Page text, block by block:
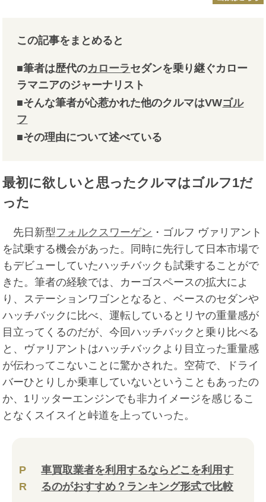
この記事をまとめると
■筆者は歴代のカローラセダンを乗り継ぐカロー
ラマニアのジャーナリスト
■そんな筆者が心惹かれた他のクルマはVWゴル
フ
■その理由について述べている
最初に欲しいと思ったクルマはゴルフ1だ
った
先日新型 フォルクスワーゲン ・ゴルフ ヴァリアント
を試乗する機会があった。同時に先行して日本市場で
もデビューしていたハッチバックも試乗することがで
きた。筆者の経験では、カーゴスペースの拡大によ
り、ステーションワゴンとなると、ベースのセダンや
ハッチバックに比べ、運転しているとリヤの重量感が
目立ってくるのだが、今回ハッチバックと乗り比べる
と、ヴァリアントはハッチバックより目立った重量感
が伝わってこないことに驚かされた。空荷で、ドライ
バーひとりしか乗車していないということもあったの
か、1リッターエンジンでも非力イメージを感じるこ
となくスイスイと峠道を上っていった。
P
R
車買取業者を利用するならどこを利用す
るのがおすすめ？ランキング形式で比較